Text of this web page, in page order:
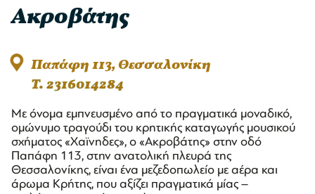
Ακροβάτης
Παπάφη 113, Θεσσαλονίκη
T. 2316014284
Με όνομα εμπνευσμένο από το πραγματικά μοναδικό,
ομώνυμο τραγούδι του κρητικής καταγωγής μουσικού
σχήματος «Χαϊνηδες», ο «Ακροβάτης» στην οδό
Παπάφη 113, στην ανατολική πλευρά της
Θεσσαλονίκης, είναι ένα μεζεδοπωλείο με αέρα και
άρωμα Κρήτης, που αξίζει πραγματικά μίας –